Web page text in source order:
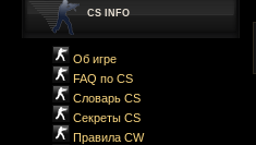
CS INFO
Об игре
FAQ по CS
Словарь CS
Секреты CS
Правила CW